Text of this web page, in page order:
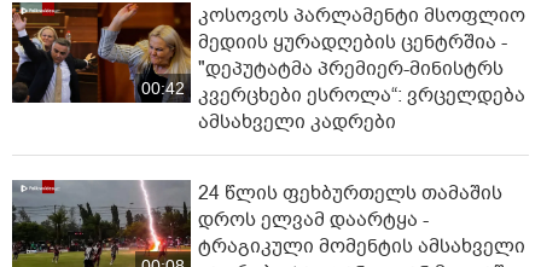
00:42
კოსოვოს პარლამენტი მსოფლიო
მედიის ყურადღების ცენტრშია -
"დეპუტატმა პრემიერ-მინისტრს
კვერცხები ესროლა“: ვრცელდება
ამსახველი კადრები
24 წლის ფეხბურთელს თამაშის
დროს ელვამ დაარტყა -
ტრაგიკული მომენტის ამსახველი